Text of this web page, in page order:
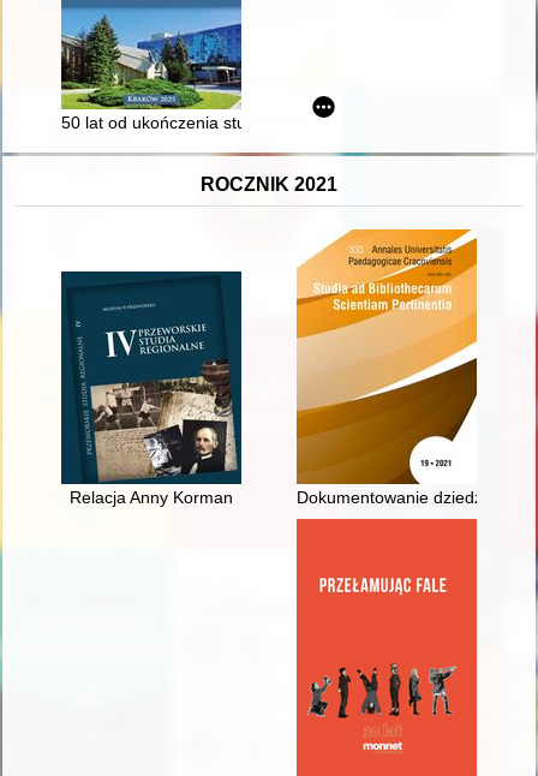
50 lat od ukończenia studiów w Akademii Wychowania
ROCZNIK 2021
Relacja Anny Korman Dokumentowanie dziedzictwa